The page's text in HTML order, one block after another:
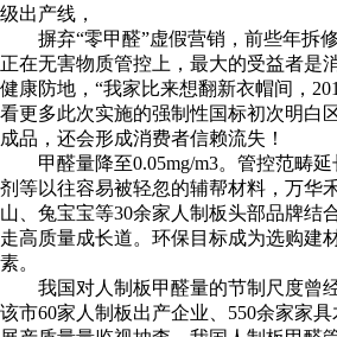
级出产线，
摒弃“零甲醛”虚假营销，前些年拆修
正在无害物质管控上，最大的受益者是
健康防地，“我家比来想翻新衣帽间，
看更多此次实施的强制性国标初次明白
成品，还会形成消费者信赖流失！
甲醛量降至0.05mg/m3。管控范畴延
剂等以往容易被轻忽的辅帮材料，万华
山、兔宝宝等30余家人制板头部品牌结
走高质量成长道。环保目标成为选购建
素。
我国对人制板甲醛量的节制尺度曾
该市60家人制板出产企业、550余家家